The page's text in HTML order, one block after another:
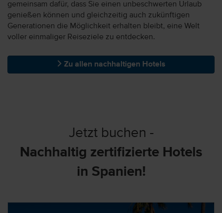
gemeinsam dafür, dass Sie einen unbeschwerten Urlaub
genießen können und gleichzeitig auch zukünftigen
Generationen die Möglichkeit erhalten bleibt, eine Welt
voller einmaliger Reiseziele zu entdecken.
Zu allen nachhaltigen Hotels
Jetzt buchen -
Nachhaltig zertifizierte Hotels
in Spanien!